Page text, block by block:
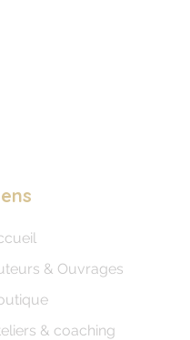
& Ouvrages
& coaching